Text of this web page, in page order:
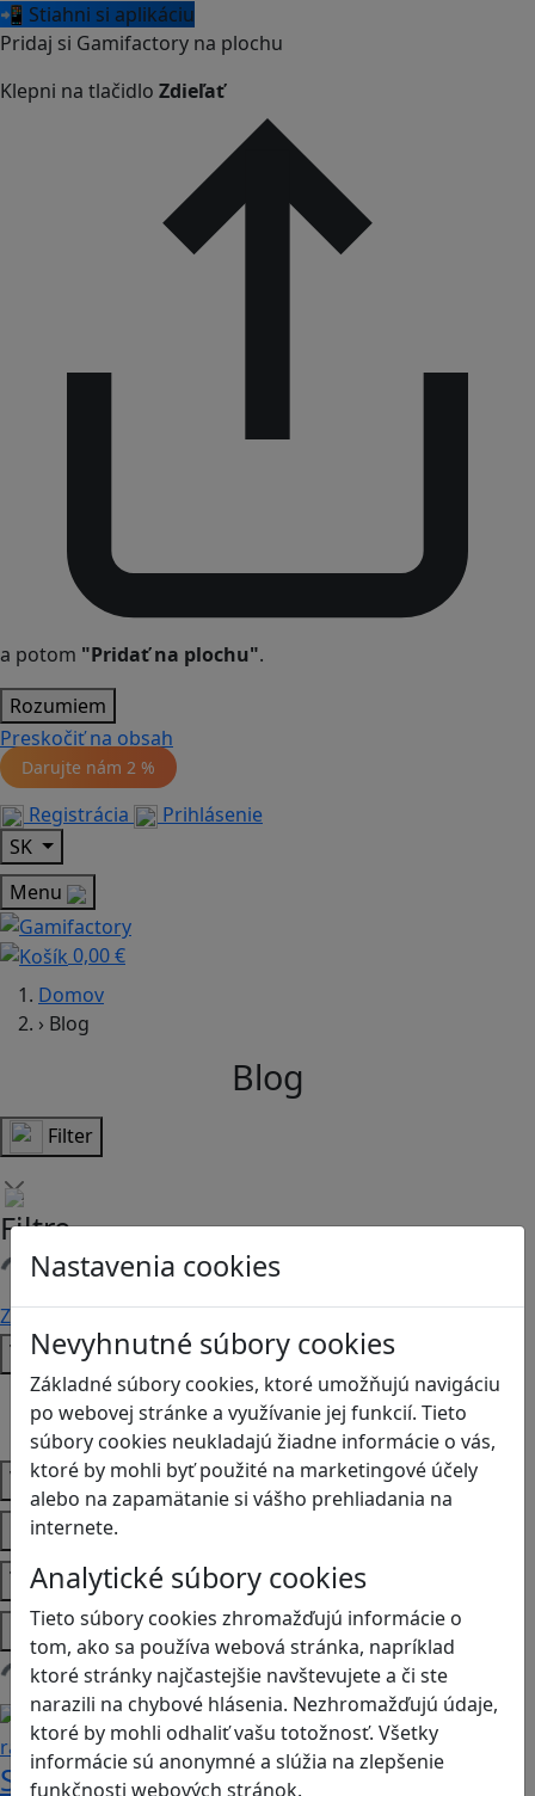
📲 Stiahni si aplikáciu
Pridaj si Gamifactory na plochu
Klepni na tlačidlo Zdieľať
a potom "Pridať na plochu".
Rozumiem
Preskočiť na obsah
Darujte nám 2 %
Registrácia
Prihlásenie
SK
Menu
0,00 €
Nastavenia cookies
Nevyhnutné súbory cookies
Základné súbory cookies, ktoré umožňujú navigáciu
po webovej stránke a využívanie jej funkcií. Tieto
súbory cookies neukladajú žiadne informácie o vás,
ktoré by mohli byť použité na marketingové účely
alebo na zapamätanie si vášho prehliadania na
internete.
Analytické súbory cookies
Tieto súbory cookies zhromažďujú informácie o
tom, ako sa používa webová stránka, napríklad
ktoré stránky najčastejšie navštevujete a či ste
narazili na chybové hlásenia. Nezhromažďujú údaje,
ktoré by mohli odhaliť vašu totožnosť. Všetky
informácie sú anonymné a slúžia na zlepšenie
funkčnosti webových stránok.
Domov
› Blog
Blog
Filter
Filtre
Načítam filtre
Zmazať filtre Filtrovať
Typ
Články
Recenzie
Vek
Predmety
Témy
Platformy
Načítam blogy
Sú vaše deti na Discorde? Objavte